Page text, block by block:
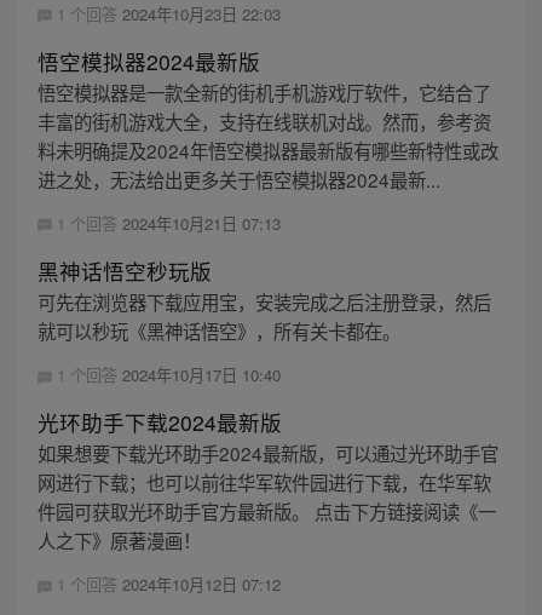
1 个回答 2024年10月23日 22:03
悟空模拟器2024最新版
悟空模拟器是一款全新的街机手机游戏厅软件，它结合了
丰富的街机游戏大全，支持在线联机对战。然而，参考资
料未明确提及2024年悟空模拟器最新版有哪些新特性或改
进之处，无法给出更多关于悟空模拟器2024最新...
1 个回答 2024年10月21日 07:13
黑神话悟空秒玩版
可先在浏览器下载应用宝，安装完成之后注册登录，然后
就可以秒玩《黑神话悟空》，所有关卡都在。
1 个回答 2024年10月17日 10:40
光环助手下载2024最新版
如果想要下载光环助手2024最新版，可以通过光环助手官
网进行下载；也可以前往华军软件园进行下载，在华军软
件园可获取光环助手官方最新版。 点击下方链接阅读《一
人之下》原著漫画！
1 个回答 2024年10月12日 07:12